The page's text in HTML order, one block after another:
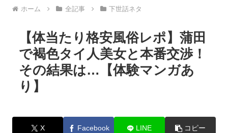
ホーム 全記事 下世話ネタ
【体当たり格安風俗レポ】蒲田
で褐色タイ人美女と本番交渉！
その結果は…【体験マンガあ
り】
X Facebook LINE コピー